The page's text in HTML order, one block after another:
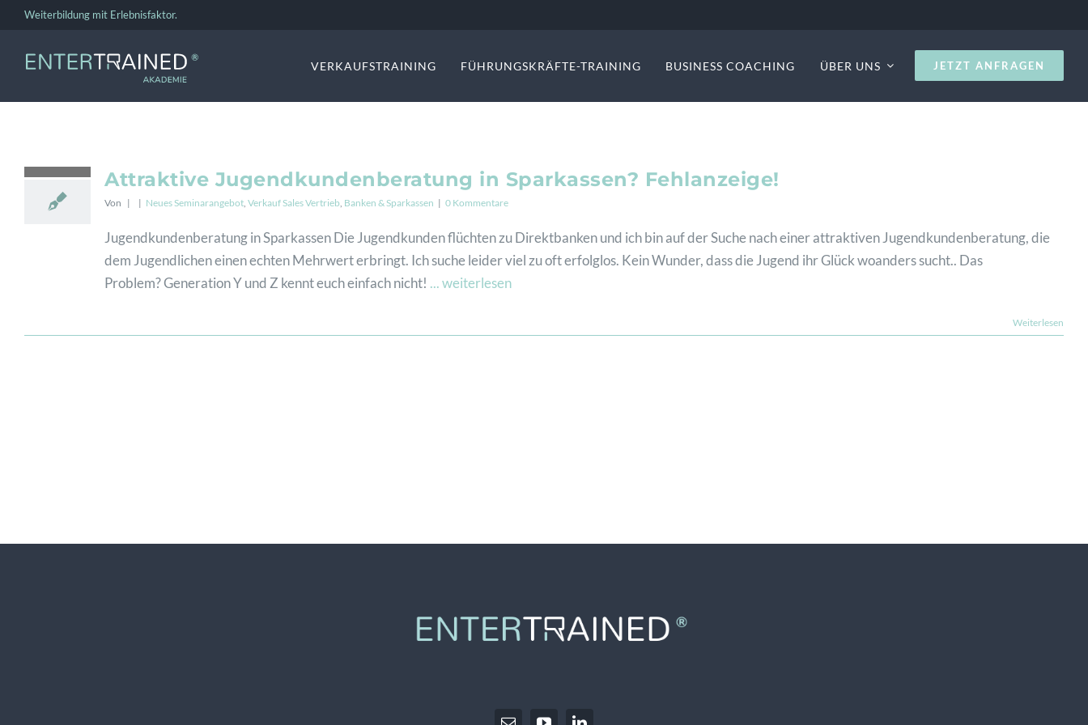
Zum
springen
Weiterbildung mit Erlebnisfaktor.
VERKAUFSTRAINING FÜHRUNGSKRÄFTE-TRAINING BUSINESS COACHING ÜBER UNS JETZT ANFRAGEN
Attraktive Jugendkundenberatung in Sparkassen? Fehlanzeige!
Von | | Neues Seminarangebot, Verkauf Sales Vertrieb, Banken & Sparkassen | 0 Kommentare
Jugendkundenberatung in Sparkassen Die Jugendkunden flüchten zu Direktbanken und ich bin auf der Suche nach einer attraktiven Jugendkundenberatung, die
dem Jugendlichen einen echten Mehrwert erbringt. Ich suche leider viel zu oft erfolglos. Kein Wunder, dass die Jugend ihr Glück woanders sucht.. Das
Problem? Generation Y und Z kennt euch einfach nicht! ... weiterlesen
Weiterlesen